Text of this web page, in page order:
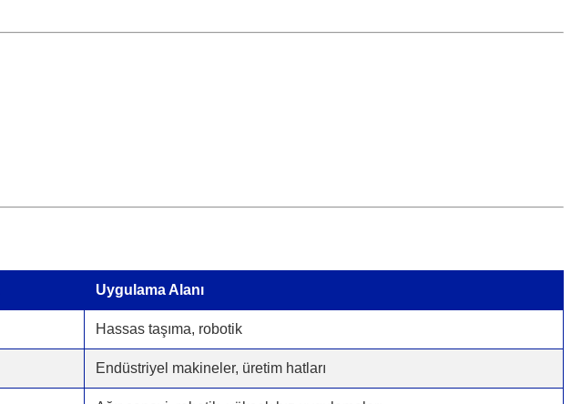
Uygulama Alanı
Hassas taşıma, robotik
Endüstriyel makineler, üretim hatları